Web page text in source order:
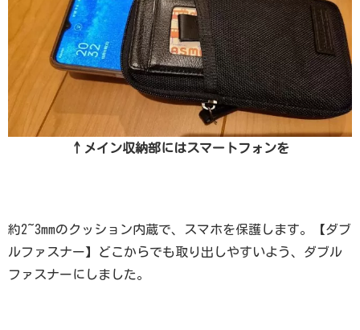
↑メイン収納部にはスマートフォンを
約2~3mmのクッション内蔵で、スマホを保護します。【ダブ
ルファスナー】どこからでも取り出しやすいよう、ダブル
ファスナーにしました。